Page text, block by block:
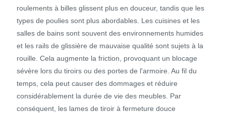
roulements à billes glissent plus en douceur, tandis que les
types de poulies sont plus abordables. Les cuisines et les
salles de bains sont souvent des environnements humides
et les rails de glissière de mauvaise qualité sont sujets à la
rouille. Cela augmente la friction, provoquant un blocage
sévère lors du tiroirs ou des portes de l'armoire. Au fil du
temps, cela peut causer des dommages et réduire
considérablement la durée de vie des meubles. Par
conséquent, les lames de tiroir à fermeture douce